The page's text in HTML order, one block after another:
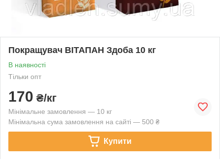
Покращувач ВІТАПАН Здоба 10 кг
В наявності
Тільки опт
170 ₴/кг
Мінімальне замовлення — 10 кг
Мінімальна сума замовлення на сайті — 500 ₴
Купити